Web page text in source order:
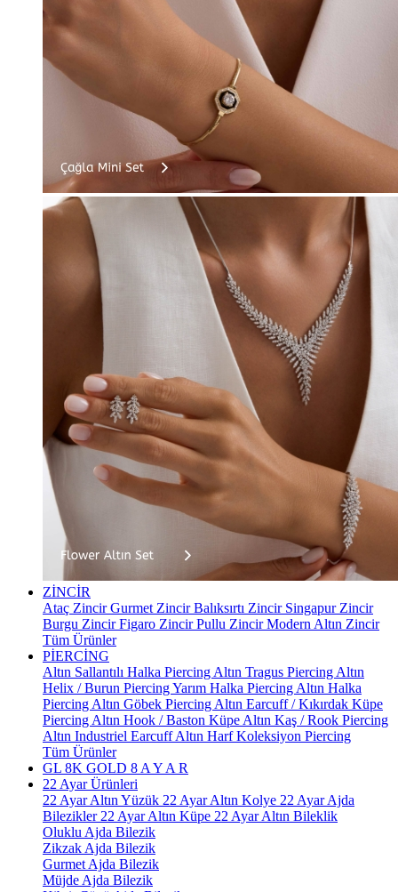
ZİNCİR
Ataç ZincirGurmet ZincirBalıksırtı Zincir Singapur Zincir
Burgu ZincirFigaro ZincirPullu ZincirModern Altın Zincir
Tüm Ürünler
PİERCİNG
Altın Sallantılı Halka Piercing Altın Tragus Piercing Altın
Helix / Burun PiercingYarım Halka Piercing Altın Halka
Piercing Altın Göbek Piercing Altın Earcuff / Kıkırdak Küpe
Piercing Altın Hook / Baston Küpe Altın Kaş / Rook Piercing
Altın Industriel EarcuffAltın Harf Koleksiyon Piercing
Tüm Ürünler
GL 8K GOLD 8 A Y A R
22 Ayar Ürünleri
22 Ayar Altın Yüzük 22 Ayar Altın Kolye 22 Ayar Ajda
Bilezikler 22 Ayar Altın Küpe 22 Ayar Altın Bileklik
Oluklu Ajda Bilezik
Zikzak Ajda Bilezik
Gurmet Ajda Bilezik
Müjde Ajda Bilezik